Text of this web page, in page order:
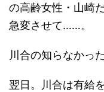
の高齢女性・山崎
急変させて……。
川合の知らなかっ
翌日。川合は有給